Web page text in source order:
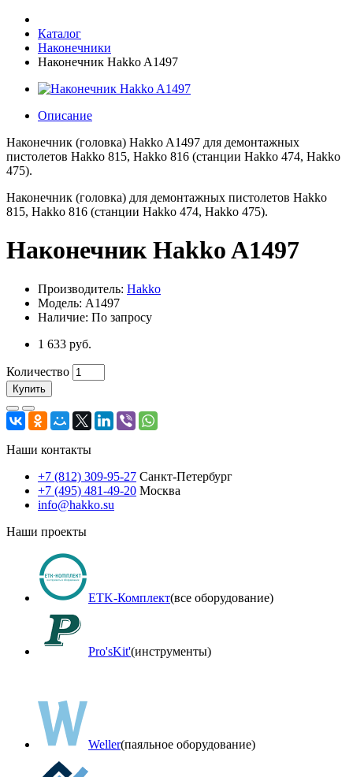
Каталог
Наконечники
Наконечник Hakko A1497
Описание
Наконечник (головка) Hakko A1497 для демонтажных
пистолетов Hakko 815, Hakko 816 (станции Hakko 474, Hakko
475).
Наконечник (головка) для демонтажных пистолетов Hakko
815, Hakko 816 (станции Hakko 474, Hakko 475).
Наконечник Hakko A1497
Производитель: Hakko
Модель: A1497
Наличие: По запросу
1 633 руб.
Количество
Купить
Наши контакты
+7 (812) 309-95-27 Санкт-Петербург
+7 (495) 481-49-20 Москва
info@hakko.su
Наши проекты
ETK-Комплект(все оборудование)
Pro'sKit'(инструменты)
Weller(паяльное оборудование)